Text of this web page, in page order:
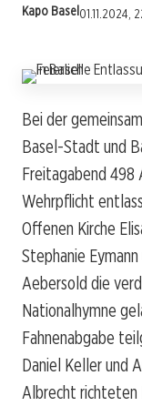
Kapo Basel 01.11.2024,
Bei der
Basel-Stadt und
Freitagabend 498
Wehrpflicht
Offenen Kirche
Stephanie
Aebersold die
Nationalhymne
Fahnenabgabe
Daniel Keller und
Albrecht richteten